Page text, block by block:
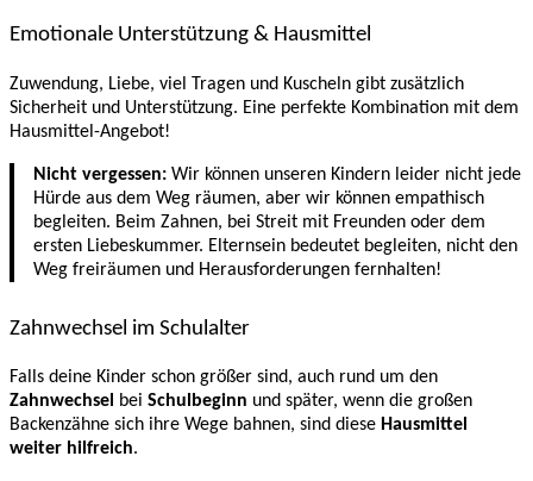
Emotionale Unterstützung & Hausmittel
Zuwendung, Liebe, viel Tragen und Kuscheln gibt zusätzlich
Sicherheit und Unterstützung. Eine perfekte Kombination mit dem
Hausmittel-Angebot!
Nicht vergessen: Wir können unseren Kindern leider nicht jede
Hürde aus dem Weg räumen, aber wir können empathisch
begleiten. Beim Zahnen, bei Streit mit Freunden oder dem
ersten Liebeskummer. Elternsein bedeutet begleiten, nicht den
Weg freiräumen und Herausforderungen fernhalten!
Zahnwechsel im Schulalter
Falls deine Kinder schon größer sind, auch rund um den
Zahnwechsel bei Schulbeginn und später, wenn die großen
Backenzähne sich ihre Wege bahnen, sind diese Hausmittel
weiter hilfreich.